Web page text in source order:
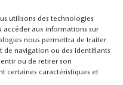
utilisons des technologies
aux informations sur
nous permettra de traiter
de navigation ou des identifiants
ou de retirer son
certaines caractéristiques et
LÉGER 2026